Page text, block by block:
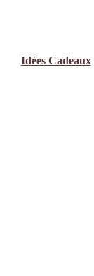
Idées Cadeaux